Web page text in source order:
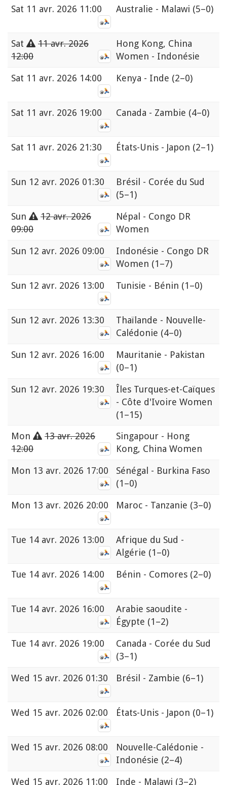
Sat 11 avr. 2026 11:00 Australie - Malawi (5–0)
Sat
11 avr. 2026
12:00
Hong Kong, China
Women - Indonésie
Sat 11 avr. 2026 14:00 Kenya - Inde (2–0)
Sat 11 avr. 2026 19:00 Canada - Zambie (4–0)
Sat 11 avr. 2026 21:30 États-Unis - Japon (2–1)
Sun 12 avr. 2026 01:30
Brésil - Corée du Sud
(5–1)
Sun
12 avr. 2026
09:00
Népal - Congo DR
Women
Sun 12 avr. 2026 09:00
Indonésie - Congo DR
Women (1–7)
Sun 12 avr. 2026 13:00 Tunisie - Bénin (1–0)
Sun 12 avr. 2026 13:30
Thaïlande - Nouvelle-
Calédonie (4–0)
Sun 12 avr. 2026 16:00
Mauritanie - Pakistan
(0–1)
Sun 12 avr. 2026 19:30
Îles Turques-et-Caïques
- Côte d'Ivoire Women
(1–15)
Mon
13 avr. 2026
12:00
Singapour - Hong
Kong, China Women
Mon 13 avr. 2026 17:00
Sénégal - Burkina Faso
(1–0)
Mon 13 avr. 2026 20:00 Maroc - Tanzanie (3–0)
Tue 14 avr. 2026 13:00
Afrique du Sud -
Algérie (1–0)
Tue 14 avr. 2026 14:00 Bénin - Comores (2–0)
Tue 14 avr. 2026 16:00
Arabie saoudite -
Égypte (1–2)
Tue 14 avr. 2026 19:00
Canada - Corée du Sud
(3–1)
Wed 15 avr. 2026 01:30 Brésil - Zambie (6–1)
Wed 15 avr. 2026 02:00 États-Unis - Japon (0–1)
Wed 15 avr. 2026 08:00
Nouvelle-Calédonie -
Indonésie (2–4)
Wed 15 avr. 2026 11:00 Inde - Malawi (3–2)